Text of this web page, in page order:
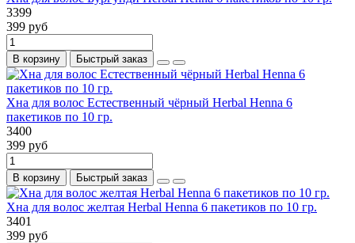
3399
399 руб
В корзину Быстрый заказ
Хна для волос Естественный чёрный Herbal Henna 6
пакетиков по 10 гр.
3400
399 руб
В корзину Быстрый заказ
Хна для волос желтая Herbal Henna 6 пакетиков по 10 гр.
3401
399 руб